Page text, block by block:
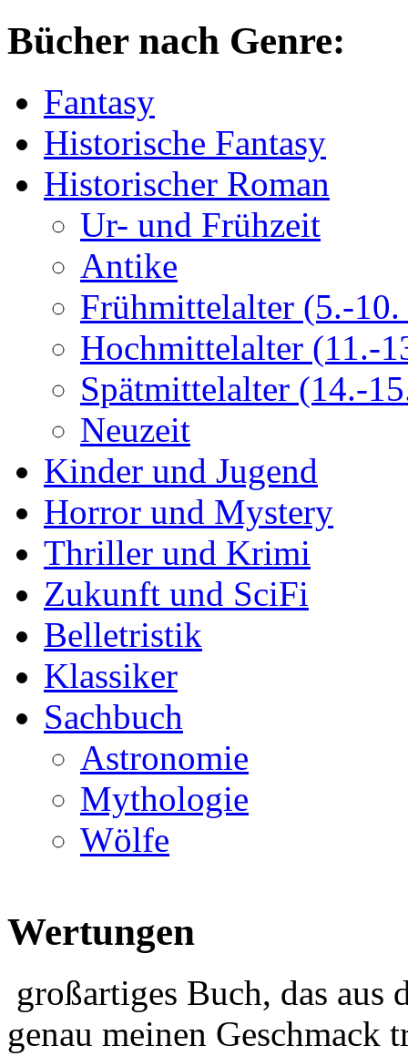
Bücher nach Genre:
Fantasy
Historische Fantasy
Historischer Roman
Ur- und Frühzeit
Antike
Frühmittelalter (5.-10.
Hochmittelalter (11.-
Spätmittelalter (14.-
Neuzeit
Kinder und Jugend
Horror und Mystery
Thriller und Krimi
Zukunft und SciFi
Belletristik
Klassiker
Sachbuch
Astronomie
Mythologie
Wölfe
Wertungen
großartiges Buch, das aus
genau meinen Geschmack